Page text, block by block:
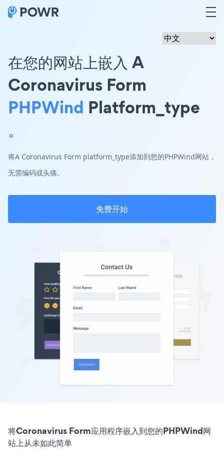
在您的网站上嵌入 A
Coronavirus Form
PHPWind Platform_type
。
将A Coronavirus Form platform_type添加到您的PHPWind网站，
无需编码或头痛。
免费开始
将Coronavirus Form应用程序嵌入到您的PHPWind网
站上从未如此简单